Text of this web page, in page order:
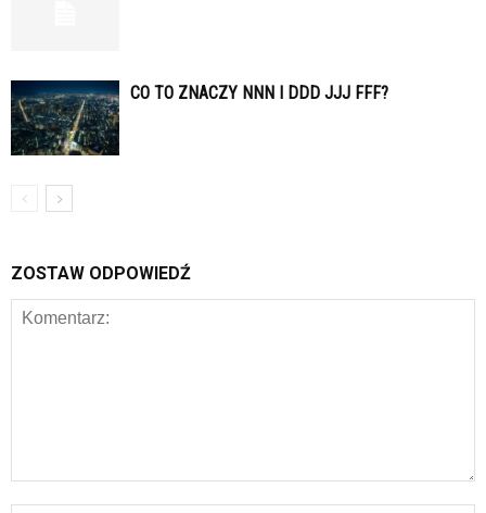
CO TO ZNACZY NNN I DDD JJJ FFF?
ZOSTAW ODPOWIEDŹ